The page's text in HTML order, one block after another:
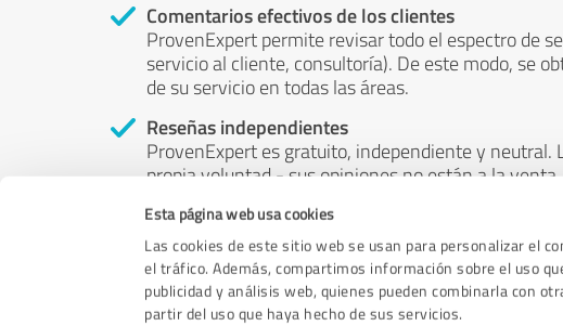
Esta página web usa cookies
Las cookies de este sitio web se usan para personalizar el
el tráfico. Además, compartimos información sobre el uso
publicidad y análisis web, quienes pueden combinarla con
partir del uso que haya hecho de sus servicios.
Comentarios efectivos de los clientes
ProvenExpert permite revisar todo el espectro de
servicio al cliente, consultoría). De este modo, se
de su servicio en todas las áreas.
Reseñas independientes
ProvenExpert es gratuito, independiente y neutral.
propia voluntad - sus opiniones no están a la